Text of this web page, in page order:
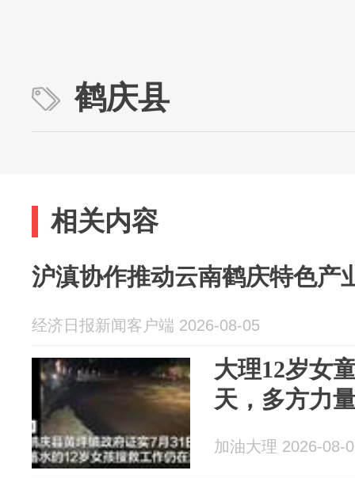
鹤庆县
相关内容
沪滇协作推动云南鹤庆特色产
经济日报新闻客户端 2026-08-05
大理12岁女
天，多方力
加油大理 2026-08-